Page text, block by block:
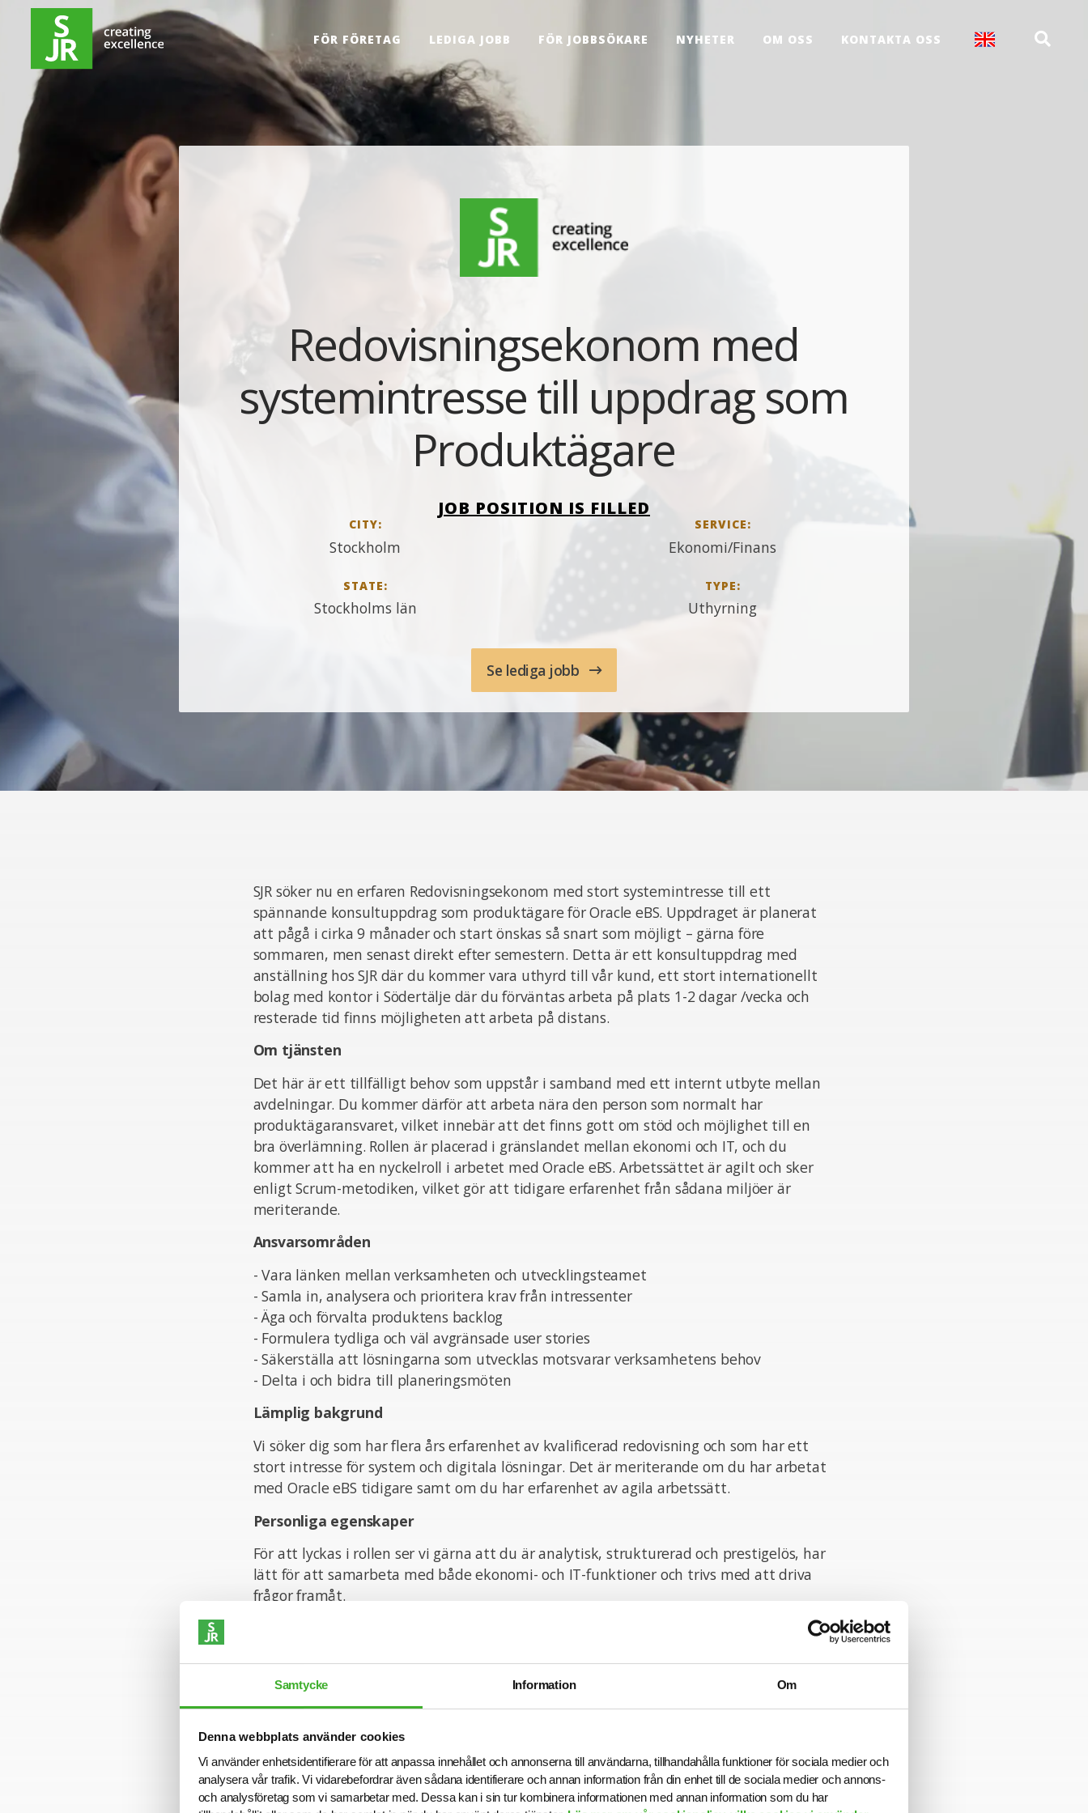
Samtycke Information Om
Denna webbplats använder cookies
Vi använder enhetsidentifierare för att anpassa innehållet och annonserna till användarna, tillhandahålla funktioner för sociala medier och
analysera vår trafik. Vi vidarebefordrar även sådana identifierare och annan information från din enhet till de sociala medier och annons-
och analysföretag som vi samarbetar med. Dessa kan i sin tur kombinera informationen med annan information som du har
Hoppa till innehåll
FÖR FÖRETAG LEDIGA JOBB FÖR JOBBSÖKARE NYHETER OM OSS KONTAKTA OSS
JOB POSITION IS FILLED
CITY:
Stockholm
SERVICE:
Ekonomi/Finans
STATE:
Stockholms län
TYPE:
Uthyrning
Redovisningsekonom med
systemintresse till uppdrag som
Produktägare
Se lediga jobb
SJR söker nu en erfaren Redovisningsekonom med stort systemintresse till ett
spännande konsultuppdrag som produktägare för Oracle eBS. Uppdraget är planerat
att pågå i cirka 9 månader och start önskas så snart som möjligt – gärna före
sommaren, men senast direkt efter semestern. Detta är ett konsultuppdrag med
anställning hos SJR där du kommer vara uthyrd till vår kund, ett stort internationellt
bolag med kontor i Södertälje där du förväntas arbeta på plats 1-2 dagar /vecka och
resterade tid finns möjligheten att arbeta på distans.
Om tjänsten
Det här är ett tillfälligt behov som uppstår i samband med ett internt utbyte mellan
avdelningar. Du kommer därför att arbeta nära den person som normalt har
produktägaransvaret, vilket innebär att det finns gott om stöd och möjlighet till en
bra överlämning. Rollen är placerad i gränslandet mellan ekonomi och IT, och du
kommer att ha en nyckelroll i arbetet med Oracle eBS. Arbetssättet är agilt och sker
enligt Scrum-metodiken, vilket gör att tidigare erfarenhet från sådana miljöer är
meriterande.
Ansvarsområden
- Vara länken mellan verksamheten och utvecklingsteamet
- Samla in, analysera och prioritera krav från intressenter
- Äga och förvalta produktens backlog
- Formulera tydliga och väl avgränsade user stories
- Säkerställa att lösningarna som utvecklas motsvarar verksamhetens behov
- Delta i och bidra till planeringsmöten
Lämplig bakgrund
Vi söker dig som har flera års erfarenhet av kvalificerad redovisning och som har ett
stort intresse för system och digitala lösningar. Det är meriterande om du har arbetat
med Oracle eBS tidigare samt om du har erfarenhet av agila arbetssätt.
Personliga egenskaper
För att lyckas i rollen ser vi gärna att du är analytisk, strukturerad och prestigelös, har
lätt för att samarbeta med både ekonomi- och IT-funktioner och trivs med att driva
frågor framåt.
Vi intervjuar löpande och tjänsten kan komma att tillsättas innan ansökningstiden har
gått ut. Sista ansökningsdag är 2025-06-19.
Varmt välkommen med din ansökan!
Konsult hos SJR
Du drivs av att utvecklas och inspireras av nya utmaningar och miljöer. Du har en
förmåga och känsla för att verka i olika verksamheter och grupper. Vi arbetar i nära